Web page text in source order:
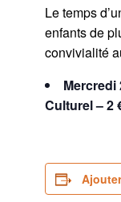
Le temps
enfants de
convivialité
Mercredi
Culturel – 2